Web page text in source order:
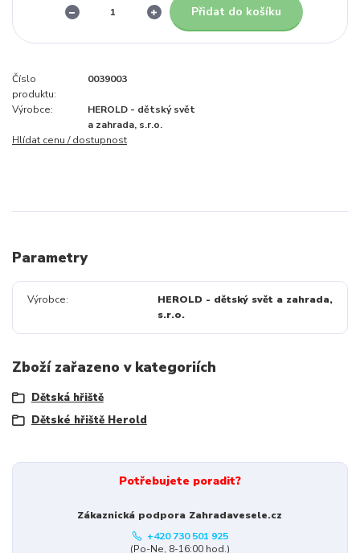
Přidat do košíku
Číslo
produktu:
0039003
Výrobce:
HEROLD - dětský svět
a zahrada, s.r.o.
Hlídat cenu / dostupnost
Parametry
Výrobce
HEROLD - dětský svět a zahrada,
s.r.o.
Zboží zařazeno v kategoriích
Dětská hřiště
Dětské hřiště Herold
Potřebujete poradit?
Zákaznická podpora Zahradavesele.cz
+420 730 501 925
(Po-Ne, 8-16:00 hod.)